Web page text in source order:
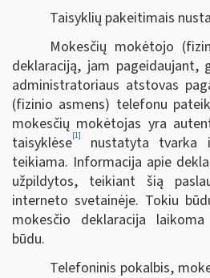
Taisyklių pakeitimais
Mokesčių mokėtojo
deklaraciją, jam pageidaujant,
administratoriaus atstovas
(fizinio asmens) telefonu
mokesčių mokėtojas yra
taisyklėse[1]
nustatyta tvarka
teikiama. Informacija apie
užpildytos, teikiant šią
interneto svetainėje. Tokiu
mokesčio deklaracija
būdu.
Telefoninis pokalbis,